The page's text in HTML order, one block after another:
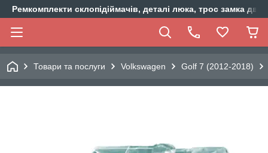
Ремкомплекти склопідіймачів, деталі люка, трос замка
Товари та послуги Volkswagen Golf 7 (2012-2018)